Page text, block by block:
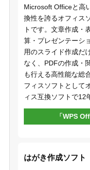
Microsoft Officeと高
換性を誇るオフィス
トです。文章作成・
算・プレゼンテーシ
用のスライド作成だ
なく、PDFの作成・
も行える高性能な総
フィスソフトとして
ィス互換ソフトで12
「WPS
はがき作成ソフト